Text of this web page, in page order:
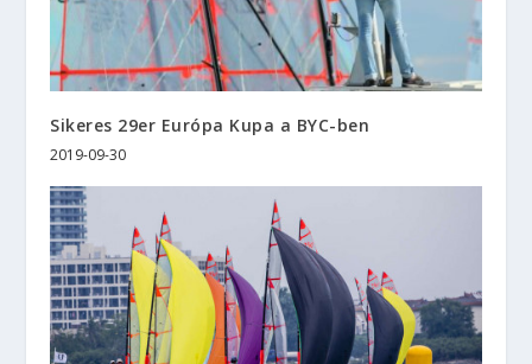
Sikeres 29er Európa Kupa a BYC-ben
2019-09-30